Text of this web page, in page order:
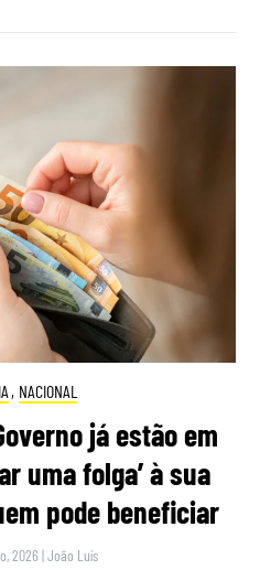
, NACIONAL
já estão em
uma folga’ à sua
pode beneficiar
2026 |João Luís